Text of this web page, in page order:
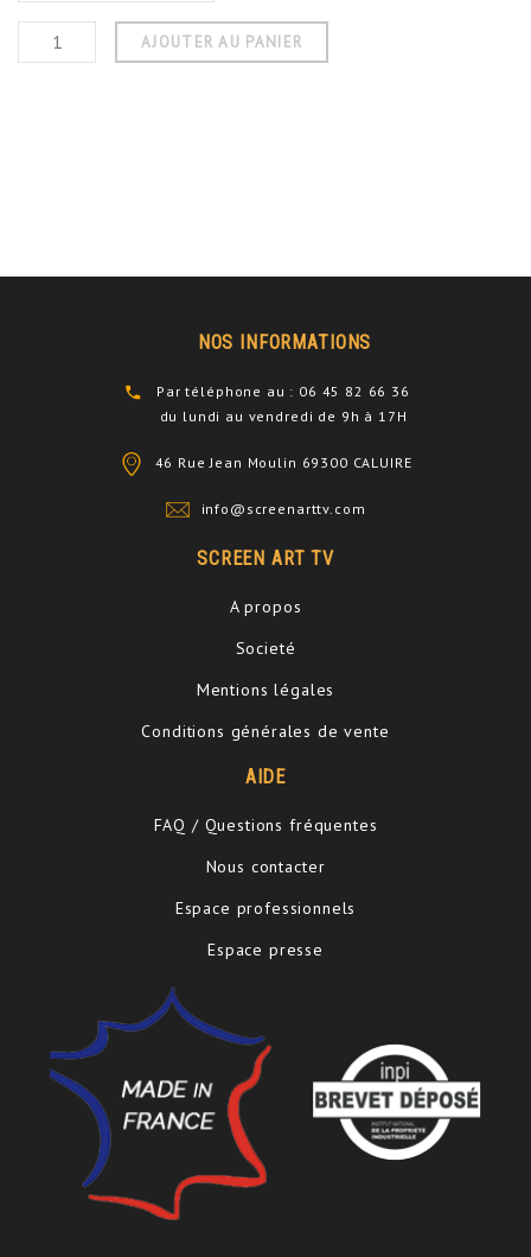
AJOUTER AU PANIER
NOS INFORMATIONS
Par téléphone au : 06 45 82 66 36
du lundi au vendredi de 9h à 17H
46 Rue Jean Moulin 69300 CALUIRE
info@screenarttv.com
SCREEN ART TV
A propos
Societé
Mentions légales
Conditions générales de vente
AIDE
FAQ / Questions fréquentes
Nous contacter
Espace professionnels
Espace presse